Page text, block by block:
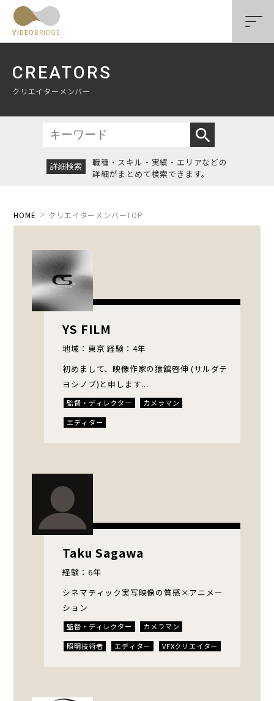
VIDEO BRIDGE
CREATORS
クリエイターメンバー
search
職種・スキル・実績・エリアなどの
詳細がまとめて検索できます。
HOME クリエイターメンバーTOP
YS FILM
地域：東京 経験：4年
初めまして、映像作家の猿舘啓伸 (サルダテ
ヨシノブ)と申します...
監督・ディレクター
カメラマン
エディター
Taku Sagawa
経験：6年
シネマティック実写映像の質感×アニメー
ション
監督・ディレクター
カメラマン
照明技術者
エディター
VFXクリエイター
テロップデザイナー